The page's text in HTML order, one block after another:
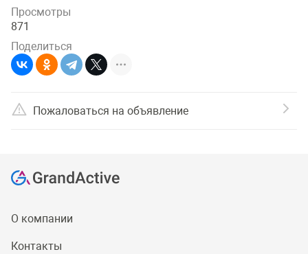
Просмотры
871
Поделиться
Пожаловаться на объявление
О компании
Контакты